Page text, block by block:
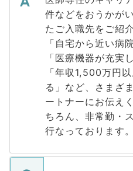
件などをおうかが
たご入職先をご紹
「自宅から近い病
「医療機器が充実
「年収1,500万円
る」など、さまざ
ートナーにお伝え
ちろん、非常勤・
行なっております。